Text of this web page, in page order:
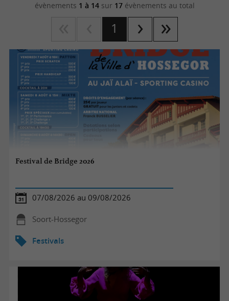
évènements 1 à 14sur 17évènements au total
1
Festival de Bridge 2026
07/08/2026 au 09/08/2026
Soort-Hossegor
Festivals